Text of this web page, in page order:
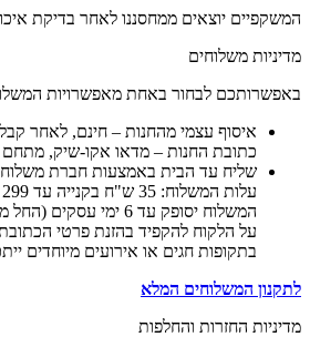
המשקפיים יוצאים ממחסננו לאחר בדיקת איכות ווידוא שאינן
מדיניות משלוחים
באפשרותכם לבחור באחת מאפשרויות
איסוף עצמי מהחנות – חינם, לאחר
כתובת החנות – מדאו אקו-שיק, מתחם
שליח עד הבית באמצעות חברת
עלות המשלוח: 35 ש"ח בקנייה עד 299 ש"ח. בקנייה מעל 299 ש"ח המשלוח חינם.
המשלוח יסופק עד 6 ימי עסקים (החל מיום שלמחרת ההזמנה). ימי עסקים אינם כוללים ימי שישי, שבת, ערבי-חג, חגים וימי שבתון.
על הלקוח להקפיד בהזנת פרטי
בתקופות חגים או אירועים מיוחדים
לתקנון המשלוחים המלא
מדיניות החזרות והחלפות